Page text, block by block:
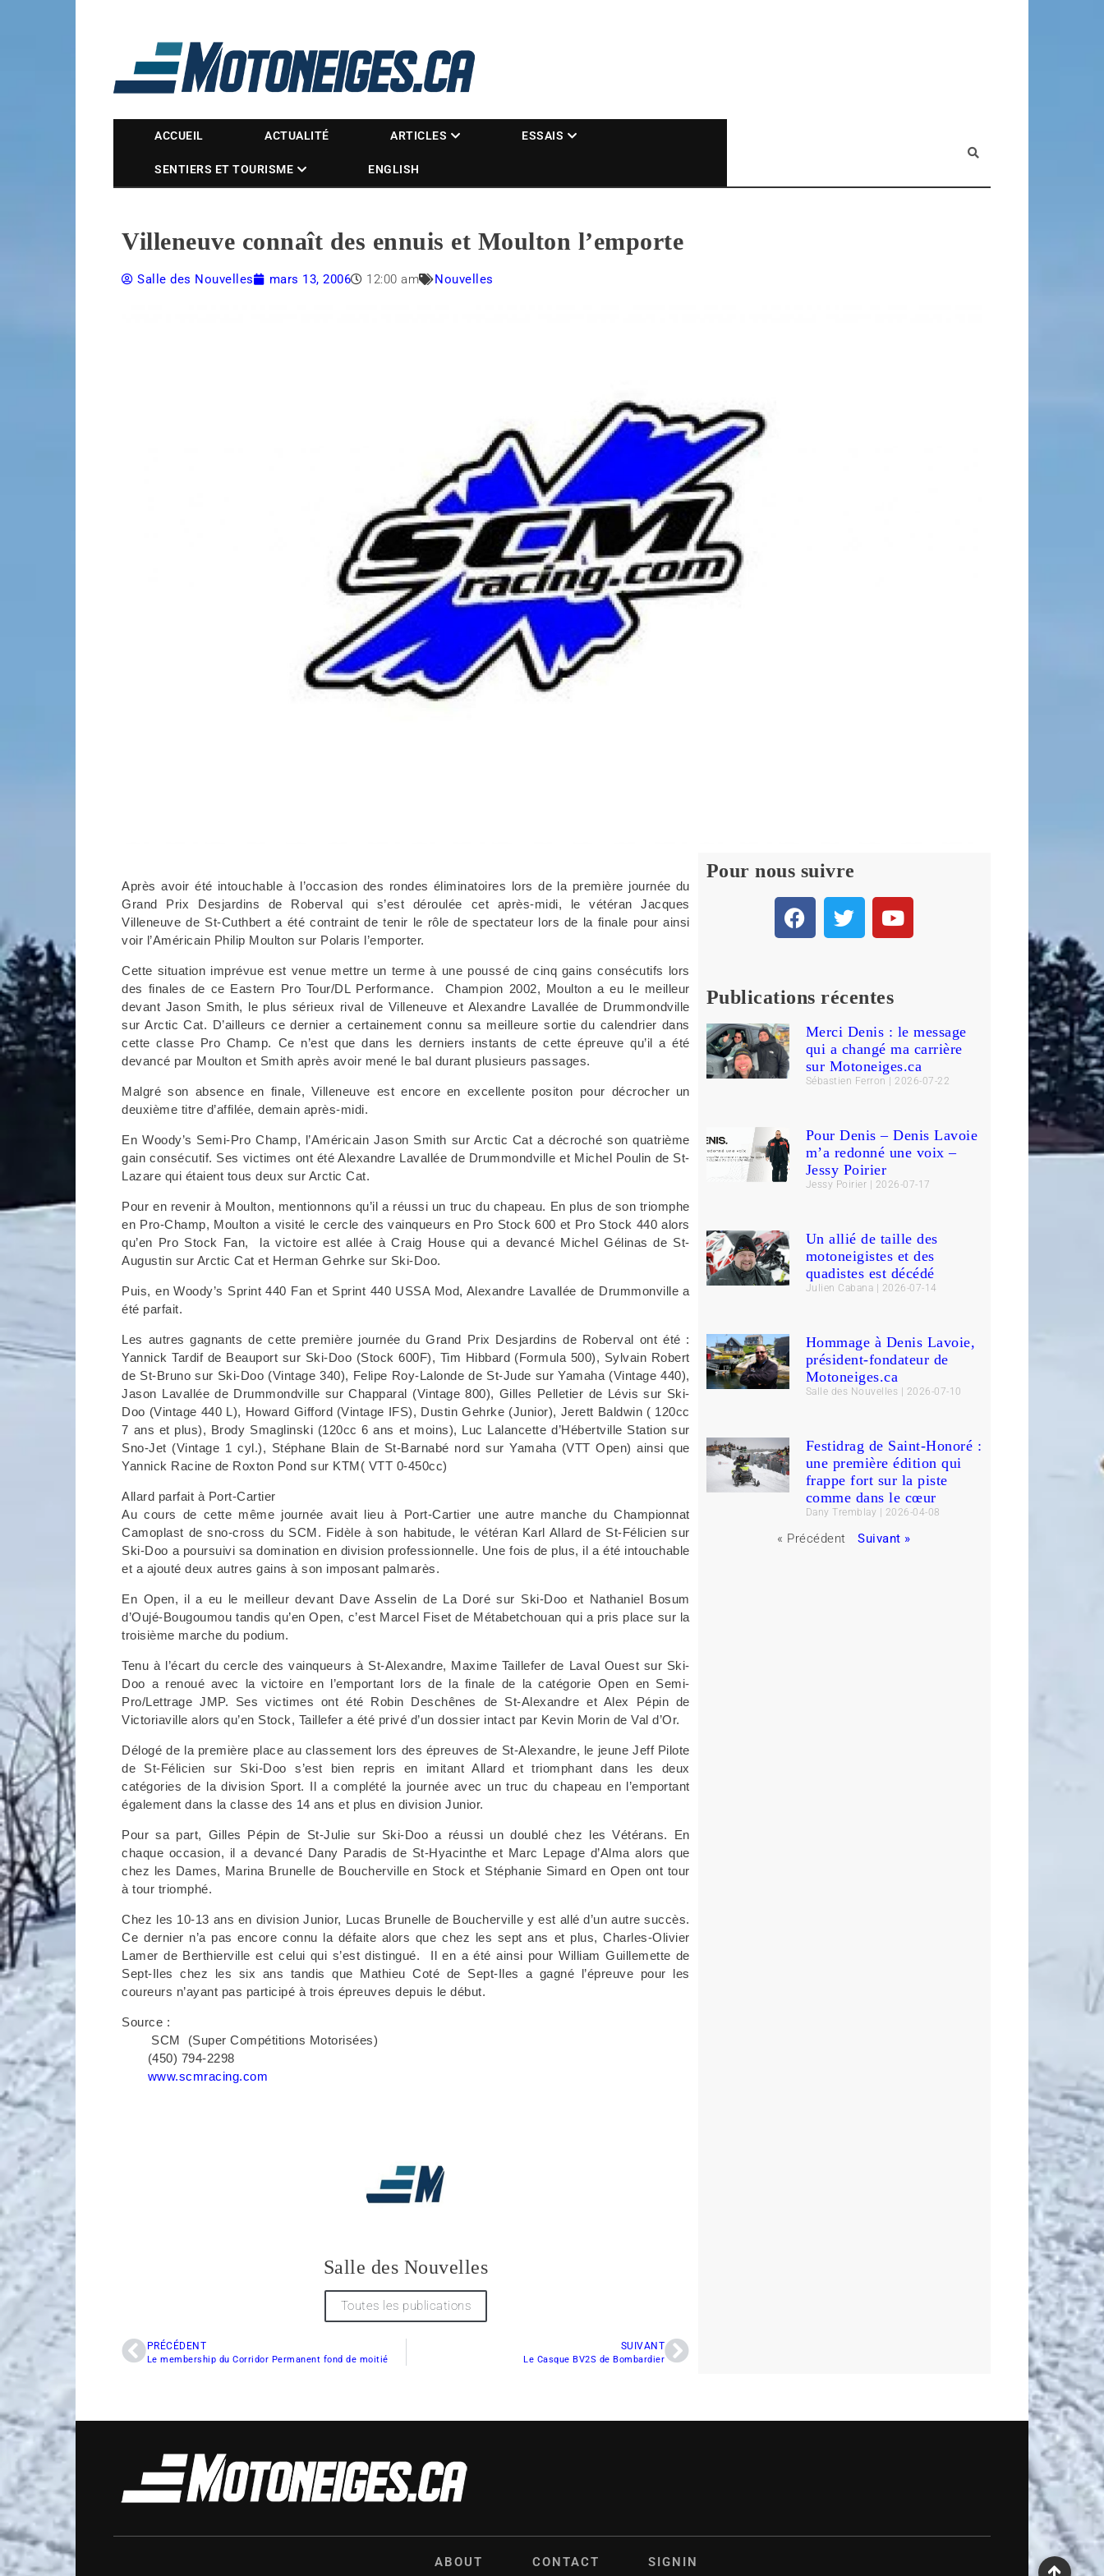
Magazine Motoneiges.ca
ACCUEIL ACTUALITÉ ARTICLES ESSAIS
SENTIERS ET TOURISME ENGLISH
Villeneuve connaît des ennuis et Moulton l’emporte
Salle des Nouvelles mars 13, 2006 12:00 am Nouvelles
Après avoir été intouchable à l’occasion des rondes éliminatoires lors de la première journée du
Grand Prix Desjardins de Roberval qui s’est déroulée cet après-midi, le vétéran Jacques
Villeneuve de St-Cuthbert a été contraint de tenir le rôle de spectateur lors de la finale pour ainsi
voir l’Américain Philip Moulton sur Polaris l’emporter.
Cette situation imprévue est venue mettre un terme à une poussé de cinq gains consécutifs lors
des finales de ce Eastern Pro Tour/DL Performance. Champion 2002, Moulton a eu le meilleur
devant Jason Smith, le plus sérieux rival de Villeneuve et Alexandre Lavallée de Drummondville
sur Arctic Cat. D’ailleurs ce dernier a certainement connu sa meilleure sortie du calendrier dans
cette classe Pro Champ. Ce n’est que dans les derniers instants de cette épreuve qu’il a été
devancé par Moulton et Smith après avoir mené le bal durant plusieurs passages.
Malgré son absence en finale, Villeneuve est encore en excellente positon pour décrocher un
deuxième titre d’affilée, demain après-midi.
En Woody’s Semi-Pro Champ, l’Américain Jason Smith sur Arctic Cat a décroché son quatrième
gain consécutif. Ses victimes ont été Alexandre Lavallée de Drummondville et Michel Poulin de St-
Lazare qui étaient tous deux sur Arctic Cat.
Pour en revenir à Moulton, mentionnons qu’il a réussi un truc du chapeau. En plus de son triomphe
en Pro-Champ, Moulton a visité le cercle des vainqueurs en Pro Stock 600 et Pro Stock 440 alors
qu’en Pro Stock Fan, la victoire est allée à Craig House qui a devancé Michel Gélinas de St-
Augustin sur Arctic Cat et Herman Gehrke sur Ski-Doo.
Puis, en Woody’s Sprint 440 Fan et Sprint 440 USSA Mod, Alexandre Lavallée de Drummonville a
été parfait.
Les autres gagnants de cette première journée du Grand Prix Desjardins de Roberval ont été :
Yannick Tardif de Beauport sur Ski-Doo (Stock 600F), Tim Hibbard (Formula 500), Sylvain Robert
de St-Bruno sur Ski-Doo (Vintage 340), Felipe Roy-Lalonde de St-Jude sur Yamaha (Vintage 440),
Jason Lavallée de Drummondville sur Chapparal (Vintage 800), Gilles Pelletier de Lévis sur Ski-
Doo (Vintage 440 L), Howard Gifford (Vintage IFS), Dustin Gehrke (Junior), Jerett Baldwin ( 120cc
7 ans et plus), Brody Smaglinski (120cc 6 ans et moins), Luc Lalancette d’Hébertville Station sur
Sno-Jet (Vintage 1 cyl.), Stéphane Blain de St-Barnabé nord sur Yamaha (VTT Open) ainsi que
Yannick Racine de Roxton Pond sur KTM( VTT 0-450cc)
Allard parfait à Port-Cartier
Au cours de cette même journée avait lieu à Port-Cartier une autre manche du Championnat
Camoplast de sno-cross du SCM. Fidèle à son habitude, le vétéran Karl Allard de St-Félicien sur
Ski-Doo a poursuivi sa domination en division professionnelle. Une fois de plus, il a été intouchable
et a ajouté deux autres gains à son imposant palmarès.
En Open, il a eu le meilleur devant Dave Asselin de La Doré sur Ski-Doo et Nathaniel Bosum
d’Oujé-Bougoumou tandis qu’en Open, c’est Marcel Fiset de Métabetchouan qui a pris place sur la
troisième marche du podium.
Tenu à l’écart du cercle des vainqueurs à St-Alexandre, Maxime Taillefer de Laval Ouest sur Ski-
Doo a renoué avec la victoire en l’emportant lors de la finale de la catégorie Open en Semi-
Pro/Lettrage JMP. Ses victimes ont été Robin Deschênes de St-Alexandre et Alex Pépin de
Victoriaville alors qu’en Stock, Taillefer a été privé d’un dossier intact par Kevin Morin de Val d’Or.
Délogé de la première place au classement lors des épreuves de St-Alexandre, le jeune Jeff Pilote
de St-Félicien sur Ski-Doo s’est bien repris en imitant Allard et triomphant dans les deux
catégories de la division Sport. Il a complété la journée avec un truc du chapeau en l’emportant
également dans la classe des 14 ans et plus en division Junior.
Pour sa part, Gilles Pépin de St-Julie sur Ski-Doo a réussi un doublé chez les Vétérans. En
chaque occasion, il a devancé Dany Paradis de St-Hyacinthe et Marc Lepage d’Alma alors que
chez les Dames, Marina Brunelle de Boucherville en Stock et Stéphanie Simard en Open ont tour
à tour triomphé.
Chez les 10-13 ans en division Junior, Lucas Brunelle de Boucherville y est allé d’un autre succès.
Ce dernier n’a pas encore connu la défaite alors que chez les sept ans et plus, Charles-Olivier
Lamer de Berthierville est celui qui s’est distingué. Il en a été ainsi pour William Guillemette de
Sept-Iles chez les six ans tandis que Mathieu Coté de Sept-Iles a gagné l’épreuve pour les
coureurs n’ayant pas participé à trois épreuves depuis le début.
Source :
SCM (Super Compétitions Motorisées)
(450) 794-2298
www.scmracing.com
Salle des Nouvelles
Toutes les publications
PRÉCÉDENT
Le membership du Corridor Permanent fond de moitié
SUIVANT
Le Casque BV2S de Bombardier
Pour nous suivre
Publications récentes
Merci Denis : le message
qui a changé ma carrière
sur Motoneiges.ca
Sébastien Ferron 2026-07-22
Pour Denis – Denis Lavoie
m’a redonné une voix –
Jessy Poirier
Jessy Poirier 2026-07-17
Un allié de taille des
motoneigistes et des
quadistes est décédé
Julien Cabana 2026-07-14
Hommage à Denis Lavoie,
président-fondateur de
Motoneiges.ca
Salle des Nouvelles 2026-07-10
Festidrag de Saint-Honoré :
une première édition qui
frappe fort sur la piste
comme dans le cœur
Dany Tremblay 2026-04-08
« Précédent Suivant »
ABOUT CONTACT SIGNIN